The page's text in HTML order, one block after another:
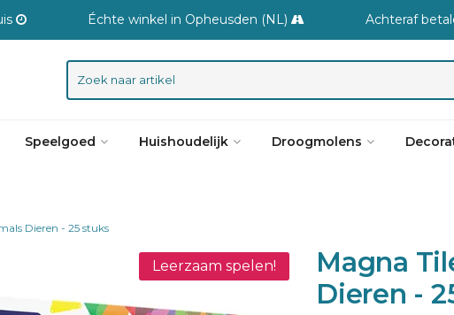
Échte winkel in Opheusden (NL) Achteraf
Speelgoed Huishoudelijk Droogmolens
Dieren - 25 stuks
Leerzaam spelen!
Magna
Dieren -